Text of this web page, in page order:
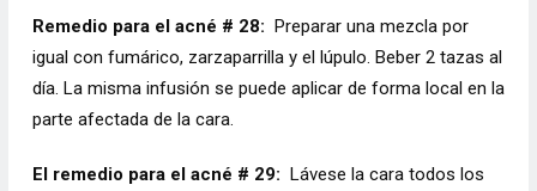
Remedio para el acné # 28: Preparar una mezcla por
igual con fumárico, zarzaparrilla y el lúpulo. Beber 2 tazas al
día. La misma infusión se puede aplicar de forma local en la
parte afectada de la cara.
El remedio para el acné # 29: Lávese la cara todos los